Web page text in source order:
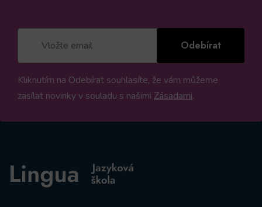
Odebírat
Kliknutím na Odebírat souhlasíte, že vám můžeme
zasílat novinky v souladu s našimi Zásadami.